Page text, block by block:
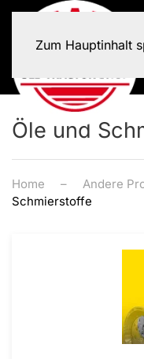
Zum Hauptinhalt
Öle und
Home Andere
Schmierstoffe